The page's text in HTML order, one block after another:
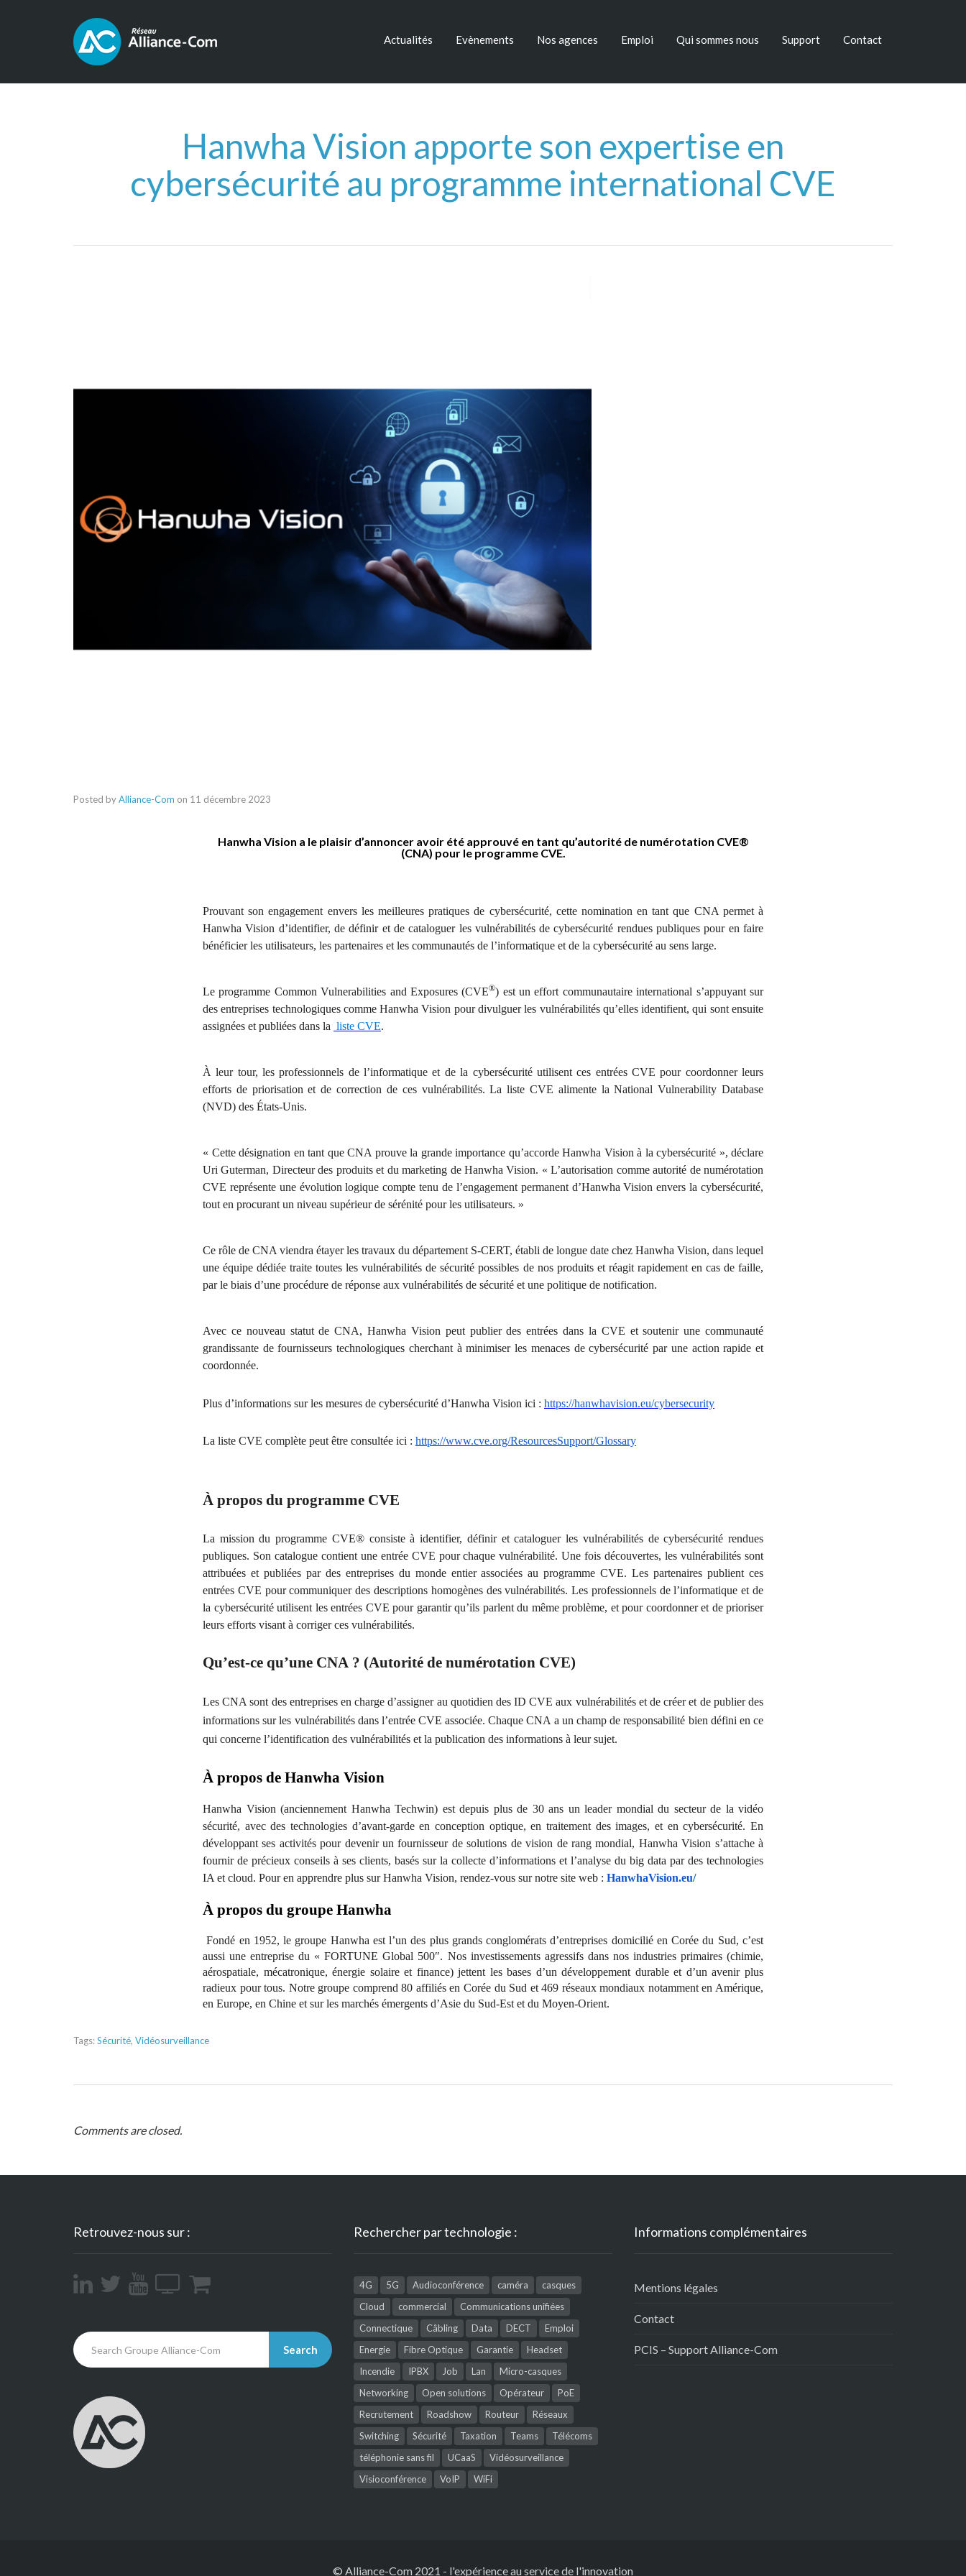
Actualités Evènements Nos agences Emploi Qui sommes nous Support Contact
Hanwha Vision apporte son expertise en
cybersécurité au programme international CVE
Posted byAlliance-Com on 11 décembre 2023
Hanwha Vision a le plaisir d’annoncer avoir été approuvé en tant qu’autorité de numérotation CVE®
(CNA) pour le programme CVE.
Prouvant son engagement envers les meilleures pratiques de cybersécurité, cette nomination en tant que CNA permet à
Hanwha Vision d’identifier, de définir et de cataloguer les vulnérabilités de cybersécurité rendues publiques pour en faire
bénéficier les utilisateurs, les partenaires et les communautés de l’informatique et de la cybersécurité au sens large.
Le programme Common Vulnerabilities and Exposures (CVE®) est un effort communautaire international s’appuyant sur
des entreprises technologiques comme Hanwha Vision pour divulguer les vulnérabilités qu’elles identifient, qui sont ensuite
assignées et publiées dans la liste CVE.
À leur tour, les professionnels de l’informatique et de la cybersécurité utilisent ces entrées CVE pour coordonner leurs
efforts de priorisation et de correction de ces vulnérabilités. La liste CVE alimente la National Vulnerability Database
(NVD) des États-Unis.
« Cette désignation en tant que CNA prouve la grande importance qu’accorde Hanwha Vision à la cybersécurité », déclare
Uri Guterman, Directeur des produits et du marketing de Hanwha Vision. « L’autorisation comme autorité de numérotation
CVE représente une évolution logique compte tenu de l’engagement permanent d’Hanwha Vision envers la cybersécurité,
tout en procurant un niveau supérieur de sérénité pour les utilisateurs. »
Ce rôle de CNA viendra étayer les travaux du département S-CERT, établi de longue date chez Hanwha Vision, dans lequel
une équipe dédiée traite toutes les vulnérabilités de sécurité possibles de nos produits et réagit rapidement en cas de faille,
par le biais d’une procédure de réponse aux vulnérabilités de sécurité et une politique de notification.
Avec ce nouveau statut de CNA, Hanwha Vision peut publier des entrées dans la CVE et soutenir une communauté
grandissante de fournisseurs technologiques cherchant à minimiser les menaces de cybersécurité par une action rapide et
coordonnée.
Plus d’informations sur les mesures de cybersécurité d’Hanwha Vision ici : https://hanwhavision.eu/cybersecurity
La liste CVE complète peut être consultée ici : https://www.cve.org/ResourcesSupport/Glossary
À propos du programme CVE
La mission du programme CVE® consiste à identifier, définir et cataloguer les vulnérabilités de cybersécurité rendues
publiques. Son catalogue contient une entrée CVE pour chaque vulnérabilité. Une fois découvertes, les vulnérabilités sont
attribuées et publiées par des entreprises du monde entier associées au programme CVE. Les partenaires publient ces
entrées CVE pour communiquer des descriptions homogènes des vulnérabilités. Les professionnels de l’informatique et de
la cybersécurité utilisent les entrées CVE pour garantir qu’ils parlent du même problème, et pour coordonner et de prioriser
leurs efforts visant à corriger ces vulnérabilités.
Qu’est-ce qu’une CNA ? (Autorité de numérotation CVE)
Les CNA sont des entreprises en charge d’assigner au quotidien des ID CVE aux vulnérabilités et de créer et de publier des
informations sur les vulnérabilités dans l’entrée CVE associée. Chaque CNA a un champ de responsabilité bien défini en ce
qui concerne l’identification des vulnérabilités et la publication des informations à leur sujet.
À propos de Hanwha Vision
Hanwha Vision (anciennement Hanwha Techwin) est depuis plus de 30 ans un leader mondial du secteur de la vidéo
sécurité, avec des technologies d’avant-garde en conception optique, en traitement des images, et en cybersécurité. En
développant ses activités pour devenir un fournisseur de solutions de vision de rang mondial, Hanwha Vision s’attache à
fournir de précieux conseils à ses clients, basés sur la collecte d’informations et l’analyse du big data par des technologies
IA et cloud. Pour en apprendre plus sur Hanwha Vision, rendez-vous sur notre site web : HanwhaVision.eu/
À propos du groupe Hanwha
Fondé en 1952, le groupe Hanwha est l’un des plus grands conglomérats d’entreprises domicilié en Corée du Sud, c’est
aussi une entreprise du « FORTUNE Global 500″. Nos investissements agressifs dans nos industries primaires (chimie,
aérospatiale, mécatronique, énergie solaire et finance) jettent les bases d’un développement durable et d’un avenir plus
radieux pour tous. Notre groupe comprend 80 affiliés en Corée du Sud et 469 réseaux mondiaux notamment en Amérique,
en Europe, en Chine et sur les marchés émergents d’Asie du Sud-Est et du Moyen-Orient.
Tags:Sécurité, Vidéosurveillance
Comments are closed.
Retrouvez-nous sur :
Search
Rechercher par technologie :
4G 5G Audioconférence caméra
casques
Cloud
commercial
Communications unifiées
Connectique
Câbling Data DECT
Emploi
Energie
Fibre Optique Garantie
Headset
Incendie
IPBX Job Lan
Micro-casques
Networking
Open solutions Opérateur
PoE
Recrutement
Roadshow Routeur
Réseaux
Switching
Sécurité Taxation Teams
Télécoms
téléphonie sans fil
UCaaS
Vidéosurveillance
Visioconférence
VoIP WiFi
Informations complémentaires
Mentions légales
Contact
PCIS – Support Alliance-Com
© Alliance-Com 2021 - l'expérience au service de l'innovation